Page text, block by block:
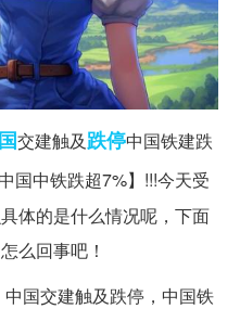
交建触及跌停中国铁建跌
国中铁跌超7%】!!!今天受
体的是什么情况呢，下面
么回事吧！
国交建触及跌停，中国铁